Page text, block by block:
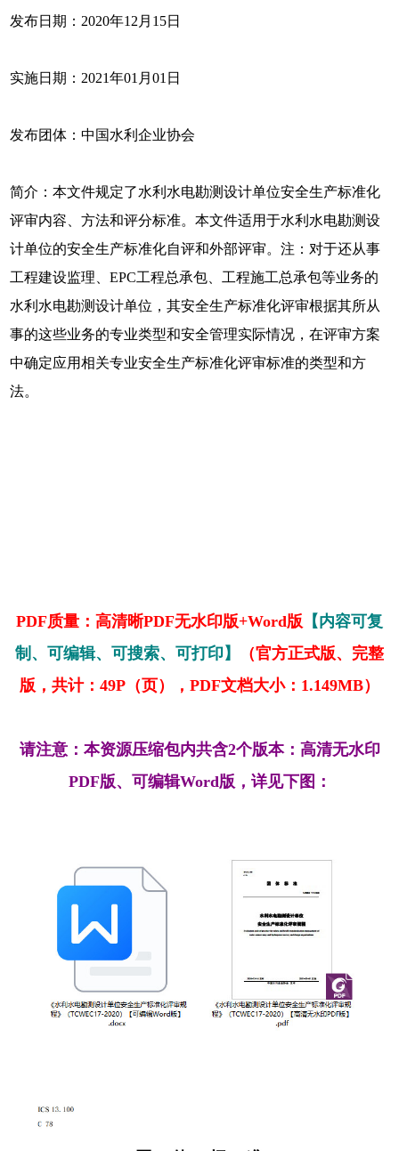
发布日期：2020年12月15日
实施日期：2021年01月01日
发布团体：中国水利企业协会
简介：本文件规定了水利水电勘测设计单位安全生产标准化
评审内容、方法和评分标准。本文件适用于水利水电勘测设
计单位的安全生产标准化自评和外部评审。注：对于还从事
工程建设监理、EPC工程总承包、工程施工总承包等业务的
水利水电勘测设计单位，其安全生产标准化评审根据其所从
事的这些业务的专业类型和安全管理实际情况，在评审方案
中确定应用相关专业安全生产标准化评审标准的类型和方
法。
PDF质量：高清晰PDF无水印版+Word版 【内容可复
制、可编辑、可搜索、可打印】
（官方正式版、完整
版，共计：49P（页），PDF文档大小：1.149MB）
请注意：本资源压缩包内共含2个版本：高清无水印
PDF版、可编辑Word版，详见下图：